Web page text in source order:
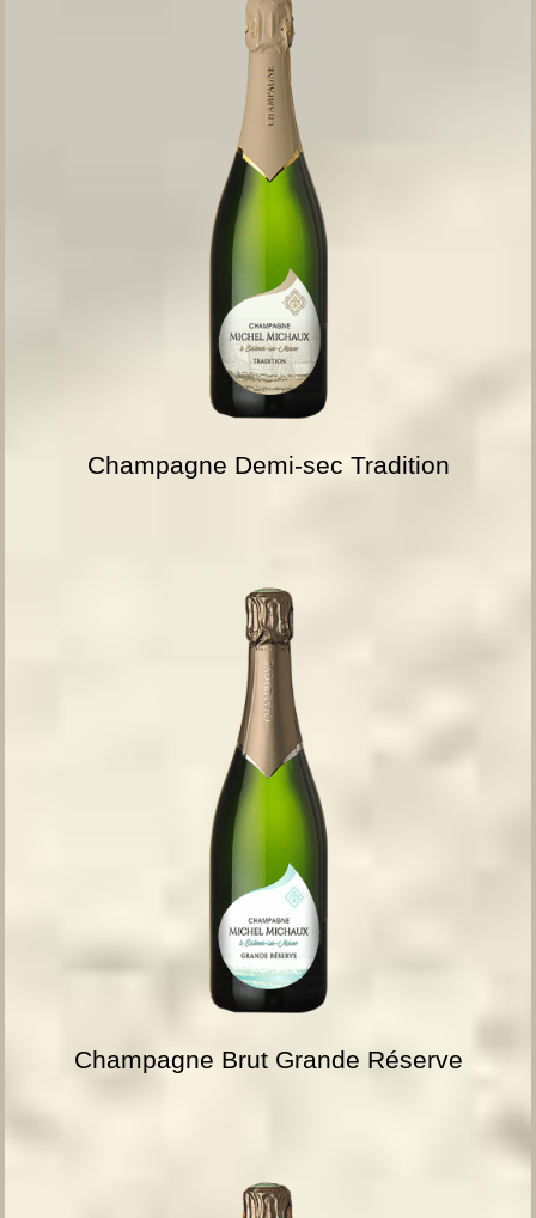
Champagne Demi-sec Tradition
Champagne Brut Grande Réserve